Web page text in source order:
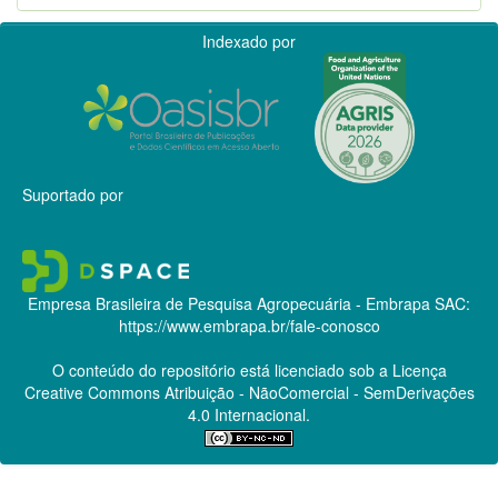
Indexado por
Suportado por
Empresa Brasileira de Pesquisa Agropecuária - Embrapa SAC:
https://www.embrapa.br/fale-conosco
O conteúdo do repositório está licenciado sob a Licença
Creative CommonsAtribuição - NãoComercial - SemDerivações
4.0 Internacional.